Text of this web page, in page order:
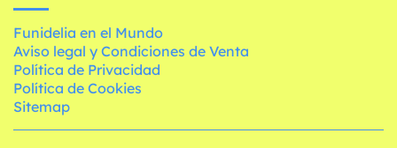
Funidelia en el Mundo
Aviso legal y Condiciones de Venta
Política de Privacidad
Política de Cookies
Sitemap